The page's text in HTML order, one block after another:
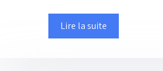
Lire la suite